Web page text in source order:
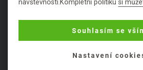
PRODUKTU
návštěvnosti.Kompletní politikusi
Souhlasím se
Nastavení